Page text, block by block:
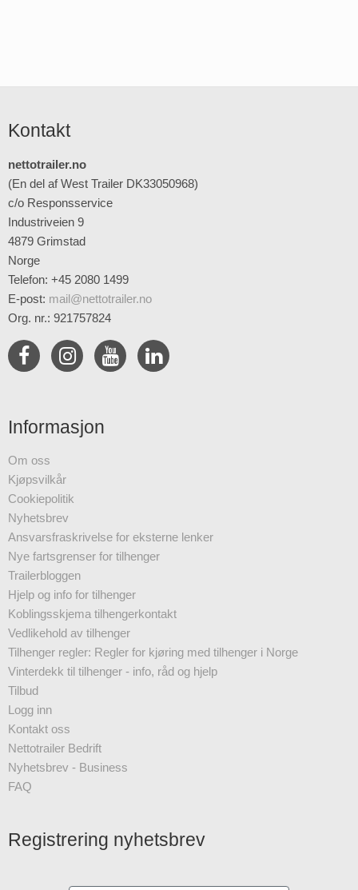
Kontakt
nettotrailer.no
(En del af West Trailer DK33050968)
c/o Responsservice
Industriveien 9
4879 Grimstad
Norge
Telefon: +45 2080 1499
E-post: mail@nettotrailer.no
Org. nr.: 921757824
Informasjon
Om oss
Kjøpsvilkår
Cookiepolitik
Nyhetsbrev
Ansvarsfraskrivelse for eksterne lenker
Nye fartsgrenser for tilhenger
Trailerbloggen
Hjelp og info for tilhenger
Koblingsskjema tilhengerkontakt
Vedlikehold av tilhenger
Tilhenger regler: Regler for kjøring med tilhenger i Norge
Vinterdekk til tilhenger - info, råd og hjelp
Tilbud
Logg inn
Kontakt oss
Nettotrailer Bedrift
Nyhetsbrev - Business
FAQ
Registrering nyhetsbrev